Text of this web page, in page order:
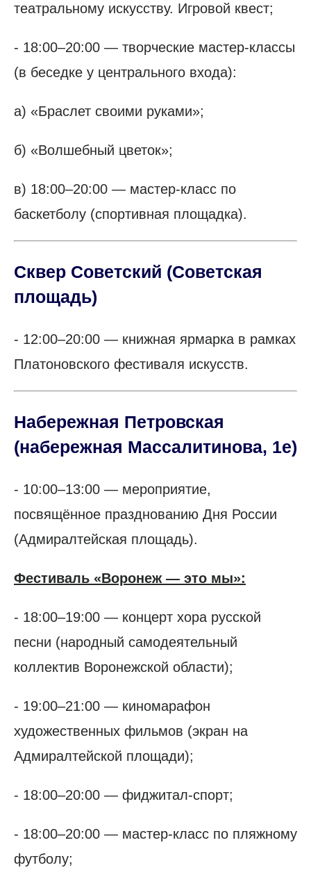
театральному искусству. Игровой квест;
- 18:00–20:00 — творческие мастер-классы
(в беседке у центрального входа):
а) «Браслет своими руками»;
б) «Волшебный цветок»;
в) 18:00–20:00 — мастер-класс по
баскетболу (спортивная площадка).
Сквер Советский (Советская
площадь)
- 12:00–20:00 — книжная ярмарка в рамках
Платоновского фестиваля искусств.
Набережная Петровская
(набережная Массалитинова, 1е)
- 10:00–13:00 — мероприятие,
посвящённое празднованию Дня России
(Адмиралтейская площадь).
Фестиваль «Воронеж — это мы»:
- 18:00–19:00 — концерт хора русской
песни (народный самодеятельный
коллектив Воронежской области);
- 19:00–21:00 — киномарафон
художественных фильмов (экран на
Адмиралтейской площади);
- 18:00–20:00 — фиджитал-спорт;
- 18:00–20:00 — мастер-класс по пляжному
футболу;